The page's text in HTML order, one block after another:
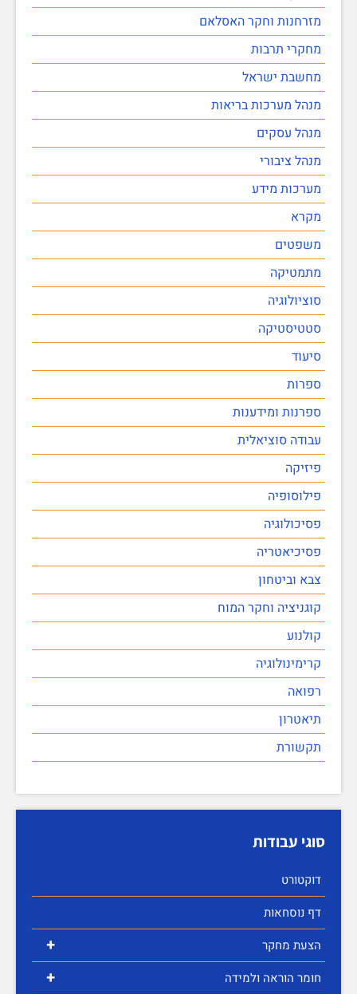
מזרחנות וחקר האסלאם
מחקרי תרבות
מחשבת ישראל
מנהל מערכות בריאות
מנהל עסקים
מנהל ציבורי
מערכות מידע
מקרא
משפטים
מתמטיקה
סוציולוגיה
סטטיסטיקה
סיעוד
ספרות
ספרנות ומידענות
עבודה סוציאלית
פיזיקה
פילוסופיה
פסיכולוגיה
פסיכיאטריה
צבא וביטחון
קוגניציה וחקר המוח
קולנוע
קרימינולוגיה
רפואה
תיאטרון
תקשורת
סוגי עבודות
דוקטורט
דף נוסחאות
+ הצעת מחקר
+
חומר הוראה ולמידה